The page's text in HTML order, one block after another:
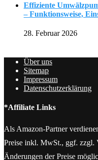
Effiziente
– Funktionsweise,
28. Februar 2026
Über uns
Sitemap
Impressum
Datenschutzerklärung
*Affiliate Links
Als Amazon-Partner
Preise inkl. MwSt., ggf. zzgl.
Änderungen der Preise